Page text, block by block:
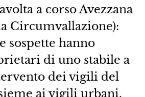
a corso Avezzana
Circumvallazione):
sospette hanno
di uno stabile a
dei vigili del
ai vigili urbani,